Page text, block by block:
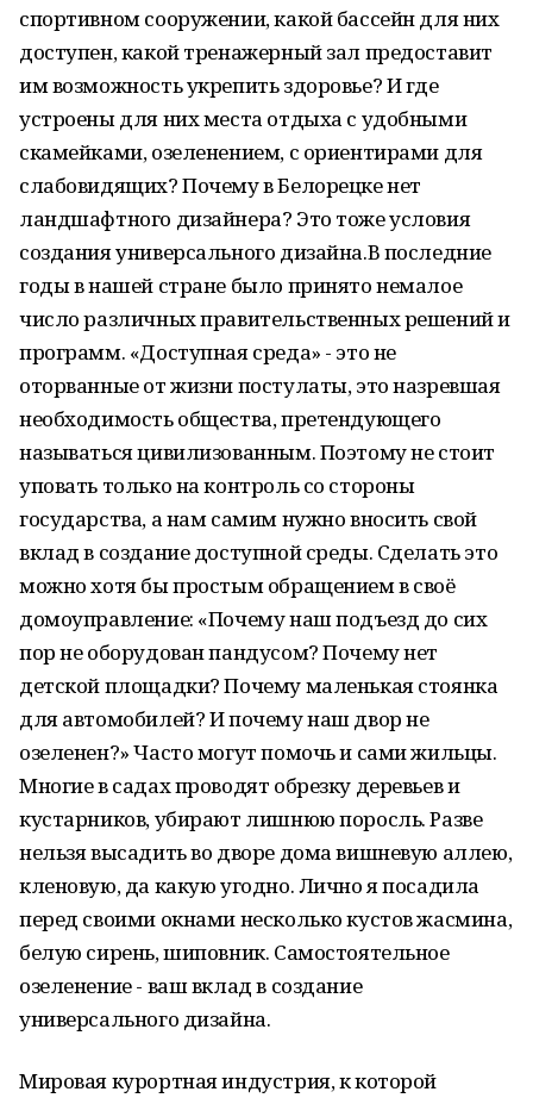
спортивном сооружении, какой бассейн для них
доступен, какой тренажерный зал предоставит
им возможность укрепить здоровье? И где
устроены для них места отдыха с удобными
скамейками, озеленением, с ориентирами для
слабовидящих? Почему в Белорецке нет
ландшафтного дизайнера? Это тоже условия
создания универсального дизайна.В последние
годы в нашей стране было принято немалое
число различных правительственных решений и
программ. «Доступная среда» - это не
оторванные от жизни постулаты, это назревшая
необходимость общества, претендующего
называться цивилизованным. Поэтому не стоит
уповать только на контроль со стороны
государства, а нам самим нужно вносить свой
вклад в создание доступной среды. Сделать это
можно хотя бы простым обращением в своё
домоуправление: «Почему наш подъезд до сих
пор не оборудован пандусом? Почему нет
детской площадки? Почему маленькая стоянка
для автомобилей? И почему наш двор не
озеленен?» Часто могут помочь и сами жильцы.
Многие в садах проводят обрезку деревьев и
кустарников, убирают лишнюю поросль. Разве
нельзя высадить во дворе дома вишневую аллею,
кленовую, да какую угодно. Лично я посадила
перед своими окнами несколько кустов жасмина,
белую сирень, шиповник. Самостоятельное
озеленение - ваш вклад в создание
универсального дизайна.
Мировая курортная индустрия, к которой